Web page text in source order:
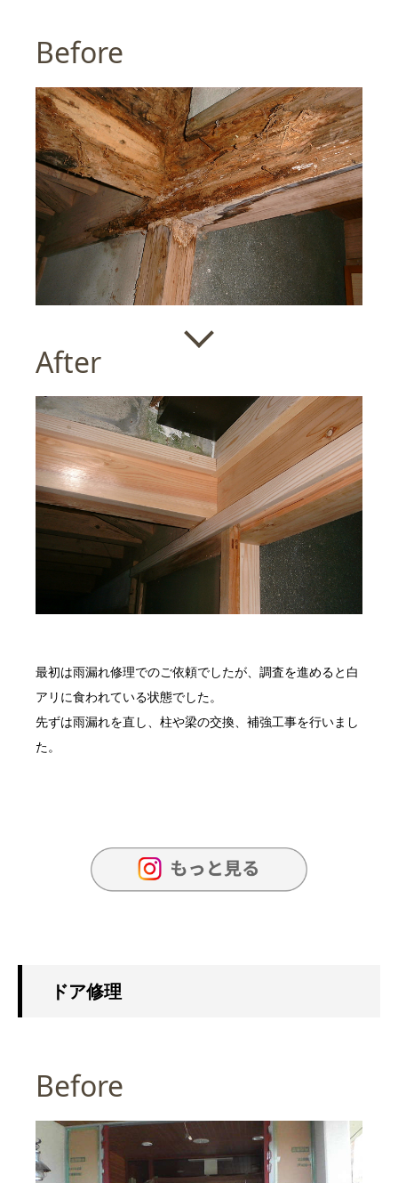
Before
After
最初は雨漏れ修理でのご依頼でしたが、調査を進めると白
アリに食われている状態でした。
先ずは雨漏れを直し、柱や梁の交換、補強工事を行いまし
た。
ドア修理
Before